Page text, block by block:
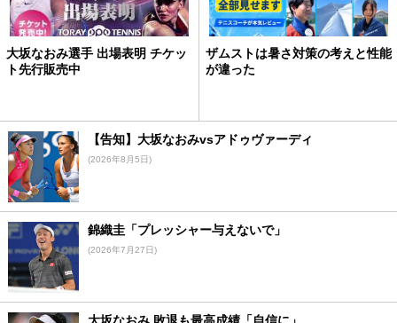
大坂なおみ選手 出場表明 チケッ
ト先行販売中
ザムストは暑さ対策の考えと性能
が違った
【告知】大坂なおみvsアドゥヴァーディ
(2026年8月5日)
錦織圭「プレッシャー与えないで」
(2026年7月27日)